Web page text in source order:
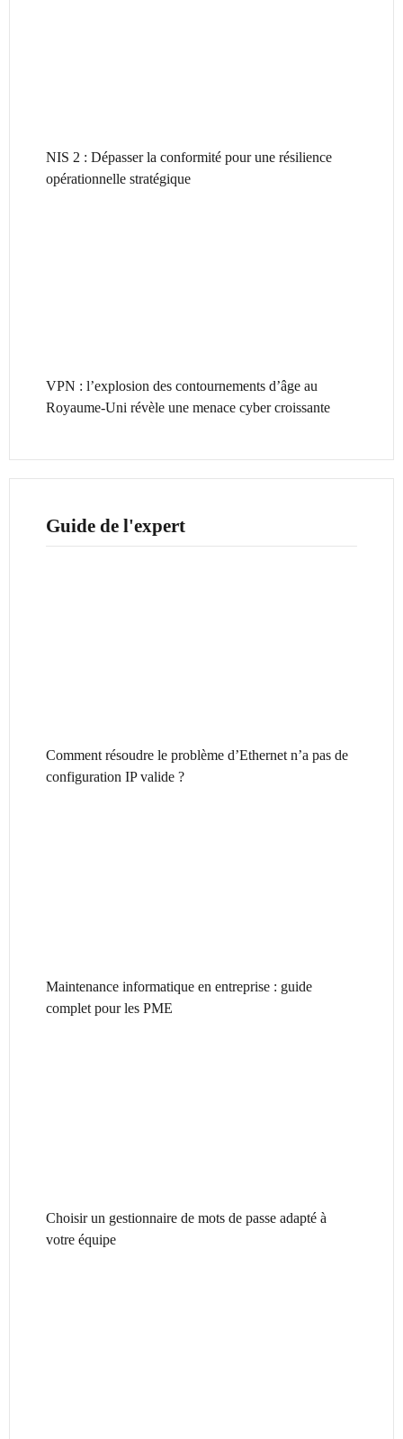
NIS 2 : Dépasser la conformité pour une résilience
opérationnelle stratégique
VPN : l’explosion des contournements d’âge au
Royaume-Uni révèle une menace cyber croissante
Guide de l'expert
Comment résoudre le problème d’Ethernet n’a pas de
configuration IP valide ?
Maintenance informatique en entreprise : guide
complet pour les PME
Choisir un gestionnaire de mots de passe adapté à
votre équipe